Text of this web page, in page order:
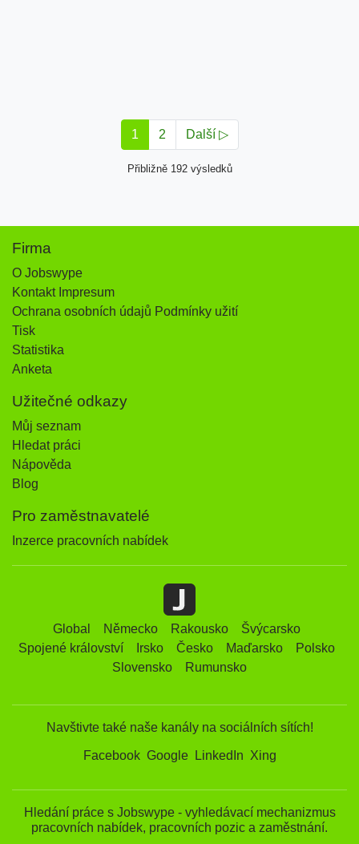
1 2 Další ▷
Přibližně 192 výsledků
Firma
O Jobswype
Kontakt Impresum
Ochrana osobních údajů Podmínky užití
Tisk
Statistika
Anketa
Užitečné odkazy
Můj seznam
Hledat práci
Nápověda
Blog
Pro zaměstnavatelé
Inzerce pracovních nabídek
Global Německo Rakousko
Švýcarsko
Spojené království
Irsko Česko Maďarsko
Polsko
Slovensko
Rumunsko
Navštivte také naše kanály na sociálních sítích!
Facebook Google LinkedIn Xing
Hledání práce s Jobswype - vyhledávací mechanizmus
pracovních nabídek, pracovních pozic a zaměstnání.